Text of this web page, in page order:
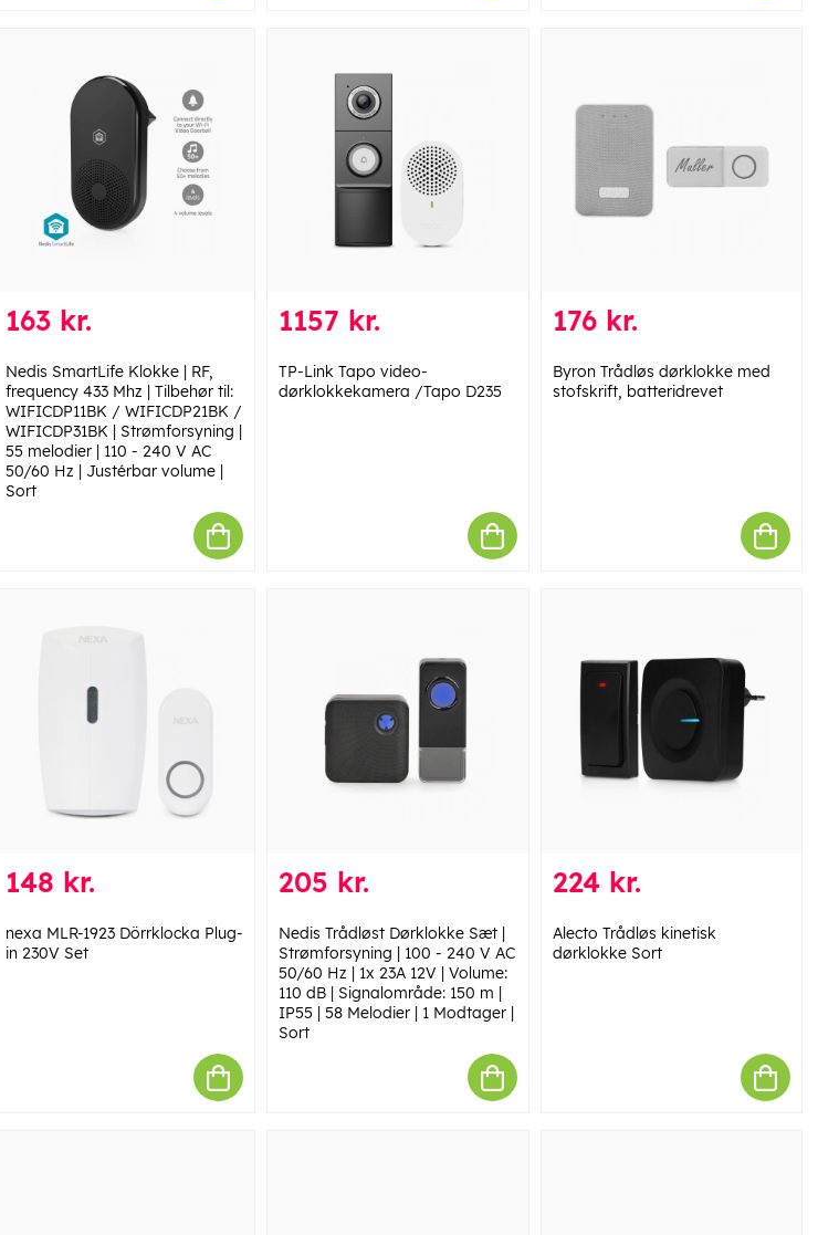
163 kr.
Nedis SmartLife Klokke | RF,
frequency 433 Mhz | Tilbehør til:
WIFICDP11BK / WIFICDP21BK /
WIFICDP31BK | Strømforsyning |
55 melodier | 110 - 240 V AC
50/60 Hz | Justérbar volume |
Sort
1157 kr.
TP-Link Tapo video-
dørklokkekamera /Tapo D235
176 kr.
Byron Trådløs dørklokke med
stofskrift, batteridrevet
148 kr.
nexa MLR-1923 Dörrklocka Plug-
in 230V Set
205 kr.
Nedis Trådløst Dørklokke Sæt |
Strømforsyning | 100 - 240 V AC
50/60 Hz | 1x 23A 12V | Volume:
110 dB | Signalområde: 150 m |
IP55 | 58 Melodier | 1 Modtager |
Sort
224 kr.
Alecto Trådløs kinetisk
dørklokke Sort